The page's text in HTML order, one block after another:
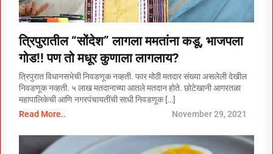
त्रिपुरातील “सोंदेश” लागला ममतांना कडू, भाजपला
गोड!! पण तो मधूर कुणाला लागलाय?
त्रिपुरात विधानसभेची निवडणूक नव्हती. फार मोठी मतदार संख्या असलेली देखील
निवडणूक नव्हती. ५ लाख मतदानाच्या आतले मतदान होते. छोटेखानी आगरतळा
महापालिकेची आणि नगरपंचायतींची साधी निवडणूक […]
Read More..
November 29, 2021